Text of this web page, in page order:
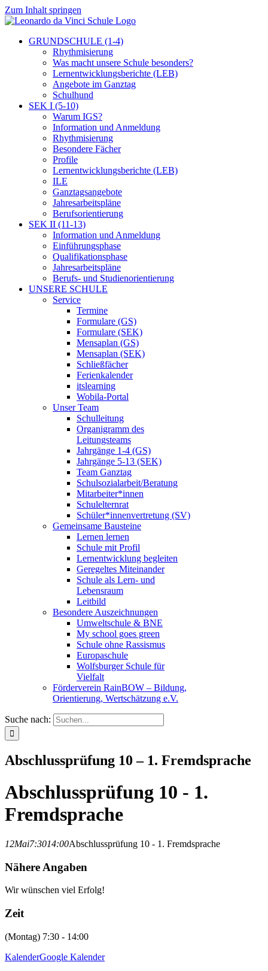
Zum Inhalt springen
GRUNDSCHULE (1-4)
Rhythmisierung
Was macht unsere Schule besonders?
Lernentwicklungsberichte (LEB)
Angebote im Ganztag
Schulhund
SEK I (5-10)
Warum IGS?
Information und Anmeldung
Rhythmisierung
Besondere Fächer
Profile
Lernentwicklungsberichte (LEB)
ILE
Ganztagsangebote
Jahresarbeitspläne
Berufsorientierung
SEK II (11-13)
Information und Anmeldung
Einführungsphase
Qualifikationsphase
Jahresarbeitspläne
Berufs- und Studienorientierung
UNSERE SCHULE
Service
Termine
Formulare (GS)
Formulare (SEK)
Mensaplan (GS)
Mensaplan (SEK)
Schließfächer
Ferienkalender
itslearning
Wobila-Portal
Unser Team
Schulleitung
Organigramm des
Leitungsteams
Jahrgänge 1-4 (GS)
Jahrgänge 5-13 (SEK)
Team Ganztag
Schulsozialarbeit/Beratung
Mitarbeiter*innen
Schulelternrat
Schüler*innenvertretung (SV)
Gemeinsame Bausteine
Lernen lernen
Schule mit Profil
Lernentwicklung begleiten
Geregeltes Miteinander
Schule als Lern- und
Lebensraum
Leitbild
Besondere Auszeichnungen
Umweltschule & BNE
My school goes green
Schule ohne Rassismus
Europaschule
Wolfsburger Schule für
Vielfalt
Förderverein RainBOW – Bildung,
Orientierung, Wertschätzung e.V.
Suche nach:
Abschlussprüfung 10 – 1. Fremdsprache
Abschlussprüfung 10 - 1.
Fremdsprache
12Mai7:3014:00Abschlussprüfung 10 - 1. Fremdsprache
Nähere Angaben
Wir wünschen viel Erfolg!
Zeit
(Montag) 7:30 - 14:00
KalenderGoogle Kalender